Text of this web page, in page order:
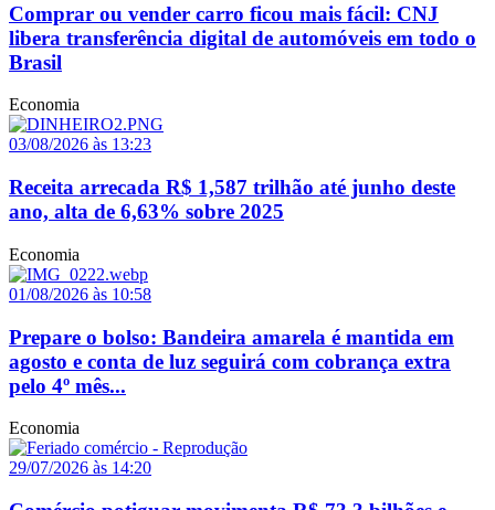
Comprar ou vender carro ficou mais fácil: CNJ
libera transferência digital de automóveis em todo o
Brasil
Economia
03/08/2026 às 13:23
Receita arrecada R$ 1,587 trilhão até junho deste
ano, alta de 6,63% sobre 2025
Economia
01/08/2026 às 10:58
Prepare o bolso: Bandeira amarela é mantida em
agosto e conta de luz seguirá com cobrança extra
pelo 4º mês...
Economia
29/07/2026 às 14:20